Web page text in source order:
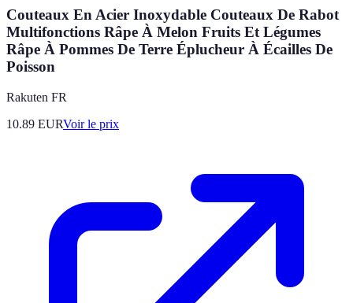
Couteaux En Acier Inoxydable Couteaux De Rabot
Multifonctions Râpe À Melon Fruits Et Légumes
Râpe À Pommes De Terre Éplucheur À Écailles De
Poisson
Rakuten FR
10.89 EURVoir le prix